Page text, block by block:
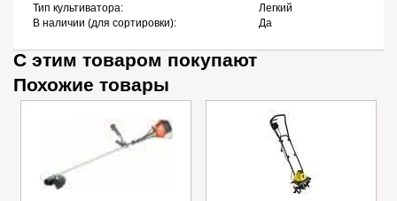
Тип культиватора:
Легкий
В наличии (для сортировки):
Да
С этим товаром покупают
Похожие товары